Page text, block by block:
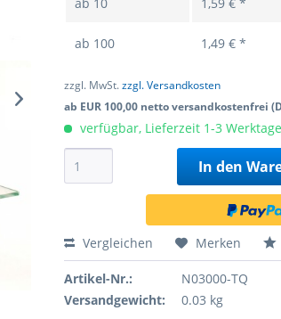
ab 100 1,49 € *
zzgl. MwSt.zzgl. Versandkosten
ab EUR 100,00 netto versandkostenfrei
verfügbar, Lieferzeit 1-3 Werktage
In den
Vergleichen Merken
Artikel-Nr.:
N03000-TQ
Versandgewicht:
0.03 kg